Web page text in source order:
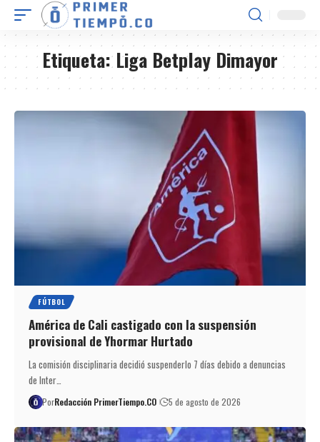
Etiqueta:Liga Betplay Dimayor
FÚTBOL
América de Cali castigado con la suspensión
provisional de Yhormar Hurtado
La comisión disciplinaria decidió suspenderlo 7 días debido a denuncias
de Inter…
PorRedacción PrimerTiempo.CO 5 de agosto de 2026